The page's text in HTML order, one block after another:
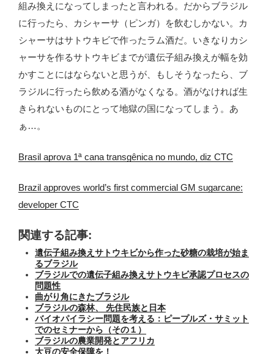
組み換えになってしまったと言われる。だからブラジル
に行ったら、カシャーサ（ピンガ）を飲むしかない。カ
シャーサはサトウキビで作ったラム酒だ。いきなりカシ
ャーサを作るサトウキビまでが遺伝子組み換えが幅を効
かすことにはならないと思うが、もしそうなったら、ブ
ラジルに行ったら飲める酒がなくなる。酒がなければ生
きられないものにとって地獄の国になってしまう。あ
ぁ…。
Brasil aprova 1ª cana transgênica no mundo, diz CTC
Brazil approves world’s first commercial GM sugarcane:
developer CTC
関連する記事:
遺伝子組み換えサトウキビから作った砂糖の栽培が始ま
るブラジル
ブラジルでの遺伝子組み換えサトウキビ承認プロセスの
問題性
曲がり角にきたブラジル
ブラジルの森林、 先住民族と日本
バイオパイラシー問題を考える：ピープルズ・サミット
でのセミナーから（その１）
ブラジルの農業開発とアフリカ
大豆の安全保障を！